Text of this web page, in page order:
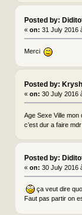
Posted by:
« on: 31 July 2016
Merci
Posted by:
« on: 30 July 2016
Age Sexe Ville
c’est dur a faire mdr
Posted by:
« on: 30 July 2016
ça veut dire
Faut pas partir on